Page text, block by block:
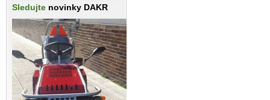
Sledujte novinky DAKR